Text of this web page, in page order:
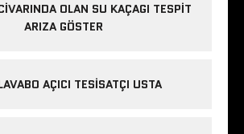
OLAN SU KAÇAGI TESPIT
ARIZA GÖSTER
AÇICI TESISATÇI USTA